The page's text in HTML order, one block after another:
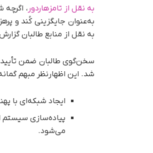
به نقل از تامزهاردور ،
به‌عنوان جایگزینی کُند و
به نقل از منابع طالبان
سخن‌گوی طالبان ضمن تأیید
شد. این اظهارنظر مبهم
ایجاد شبکه‌ای با
پیاده‌سازی سیستم
می‌شود.